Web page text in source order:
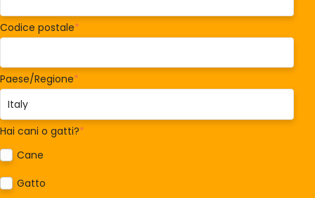
Codice postale*
Paese/Regione*
Hai cani o gatti?*
Cane
Gatto